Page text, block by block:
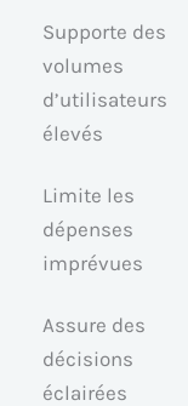
Supporte des
volumes
d’utilisateurs
élevés
Limite les
dépenses
imprévues
Assure des
décisions
éclairées